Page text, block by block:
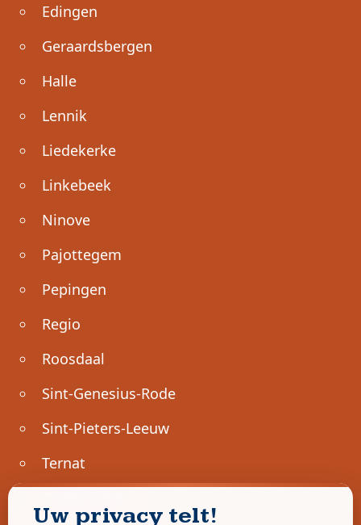
Edingen
Geraardsbergen
Halle
Lennik
Liedekerke
Linkebeek
Ninove
Pajottegem
Pepingen
Regio
Roosdaal
Sint-Genesius-Rode
Sint-Pieters-Leeuw
Ternat
Uw privacy telt!